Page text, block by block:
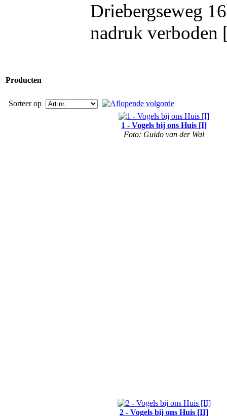
Driebergseweg
nadruk verboden
Producten
Sorteer op
1 - Vogels bij ons Huis [I]
Foto: Guido van der Wal
2 - Vogels bij ons Huis [II]